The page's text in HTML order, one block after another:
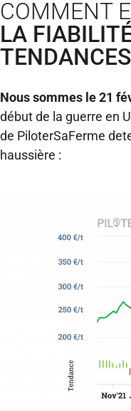
COMMENT
LA
TENDANCES
Nous sommes le 21
début de la guerre en
de PiloterSaFerme
haussière :